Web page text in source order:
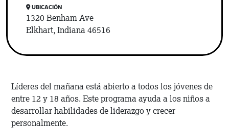
Líderes del mañana está abierto a todos los jóvenes de
entre 12 y 18 años. Este programa ayuda a los niños a
desarrollar habilidades de liderazgo y crecer
personalmente.
UBICACIÓN
1320 Benham Ave
Elkhart, Indiana 46516